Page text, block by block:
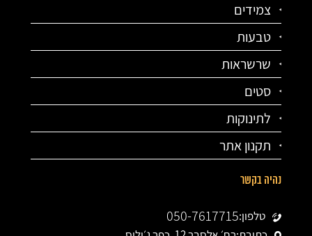
צמידים
טבעות
שרשראות
סטים
לתינוקות
תקנון אתר
נהיה בקשר
טלפון:050-7617715